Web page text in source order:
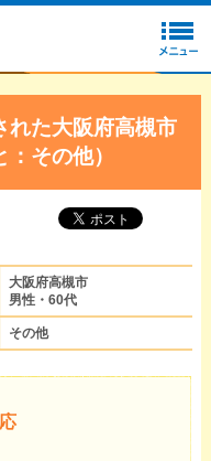
れた大阪府高槻市
その他）
大阪府高槻市
男性・60代
その他